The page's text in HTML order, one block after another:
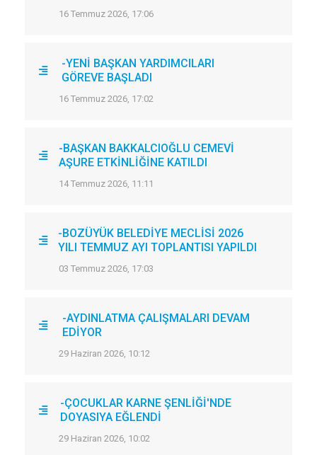
16 Temmuz 2026, 17:06
-YENİ BAŞKAN YARDIMCILARI
GÖREVE BAŞLADI
16 Temmuz 2026, 17:02
-BAŞKAN BAKKALCIOĞLU CEMEVİ
AŞURE ETKİNLİĞİNE KATILDI
14 Temmuz 2026, 11:11
-BOZÜYÜK BELEDİYE MECLİSİ 2026
YILI TEMMUZ AYI TOPLANTISI YAPILDI
03 Temmuz 2026, 17:03
-AYDINLATMA ÇALIŞMALARI DEVAM
EDİYOR
29 Haziran 2026, 10:12
-ÇOCUKLAR KARNE ŞENLİĞİ'NDE
DOYASIYA EĞLENDİ
29 Haziran 2026, 10:02